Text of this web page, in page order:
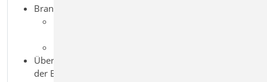
Brandfall
Übergaben für „Übernahmen zum Detailnachweis“ in
der BauStatik